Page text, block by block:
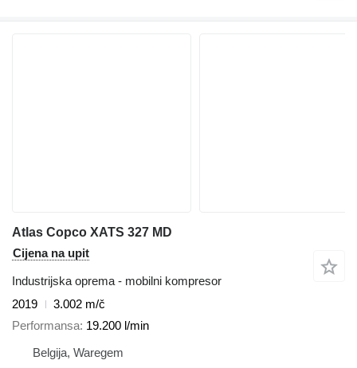
Atlas Copco XATS 327 MD
Cijena na upit
Industrijska oprema - mobilni kompresor
2019
3.002 m/č
Performansa 19.200 l/min
Belgija, Waregem